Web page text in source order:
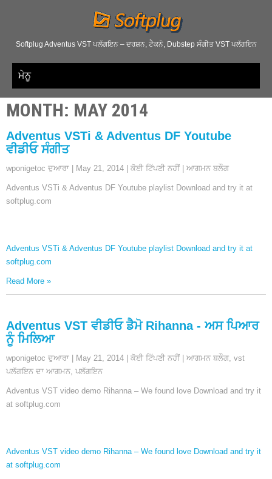
Softplug Adventus VST ਪਲੱਗਇਨ – ਦਰਸ਼ਨ, ਟੈਕਨੋ, Dubstep ਸੰਗੀਤ VST ਪਲੱਗਇਨ
ਮੇਨੂ
MONTH: MAY 2014
Adventus VSTi & Adventus DF Youtube
ਵੀਡੀਓ ਸੰਗੀਤ
wponigetoc ਦੁਆਰਾ May 21, 2014 ਕੋਈ ਟਿੱਪਣੀ ਨਹੀਂ ਆਗਮਨ ਬਲੌਗ
Adventus VSTi & Adventus DF Youtube playlist Download and try it at
softplug.com
Adventus VSTi & Adventus DF Youtube playlist Download and try it at
softplug.com
Read More »
Adventus VST ਵੀਡੀਓ ਡੈਮੋ Rihanna - ਅਸ ਪਿਆਰ
ਨੂੰ ਮਿਲਿਆ
wponigetoc ਦੁਆਰਾ May 21, 2014 ਕੋਈ ਟਿੱਪਣੀ ਨਹੀਂ ਆਗਮਨ ਬਲੌਗ, vst
ਪਲੱਗਇਨ ਦਾ ਆਗਮਨ, ਪਲੱਗਇਨ
Adventus VST video demo Rihanna – We found love Download and try it
at softplug.com
Adventus VST video demo Rihanna – We found love Download and try it
at softplug.com